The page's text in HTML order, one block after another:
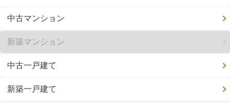
中古マンション
新築マンション
中古一戸建て
新築一戸建て